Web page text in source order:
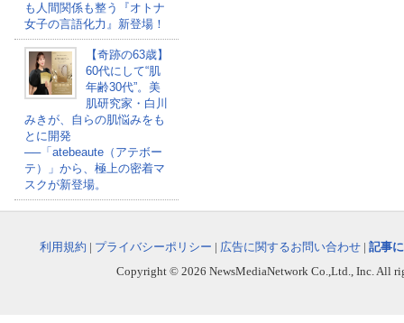
も人間関係も整う『オトナ
女子の言語化力』新登場！
【奇跡の63歳】
60代にして“肌
年齢30代”。美
肌研究家・白川
みきが、自らの肌悩みをも
とに開発
──「atebeaute（アテボー
テ）」から、極上の密着マ
スクが新登場。
利用規約 | プライバシーポリシー | 広告に関するお問い合わせ | 記事
Copyright © 2026 NewsMediaNetwork Co.,Ltd., Inc. All